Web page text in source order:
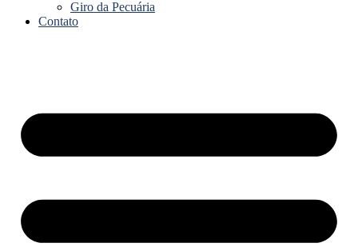
Giro da Pecuária
Contato